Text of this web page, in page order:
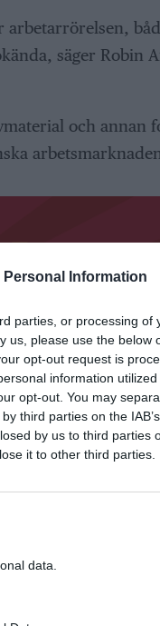
Personal Information
parties, or processing of
us, please use the below
opt-out request is
information
opt-out. You may
third parties on the
by us to third parties
it to other third parties.
data.
säger Robin
och annan